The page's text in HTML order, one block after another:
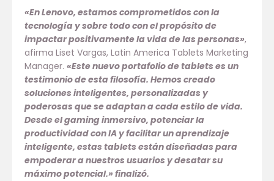
«En Lenovo, estamos comprometidos con la
tecnología y sobre todo con el propósito de
impactar positivamente la vida de las personas»,
afirma Liset Vargas, Latin America Tablets Marketing
Manager. «Este nuevo portafolio de tablets es un
testimonio de esta filosofía. Hemos creado
soluciones inteligentes, personalizadas y
poderosas que se adaptan a cada estilo de vida.
Desde el gaming inmersivo, potenciar la
productividad con IA y facilitar un aprendizaje
inteligente, estas tablets están diseñadas para
empoderar a nuestros usuarios y desatar su
máximo potencial.» finalizó.